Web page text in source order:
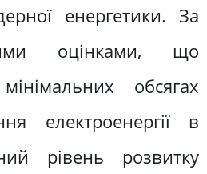
енергетики. За
оцінками, що
обсягах
електроенергії в
рівень розвитку